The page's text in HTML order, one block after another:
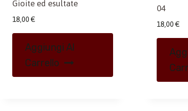
Gioite ed esultate
18,00 €
Aggiungi Al
Carrello
04
18,00 €